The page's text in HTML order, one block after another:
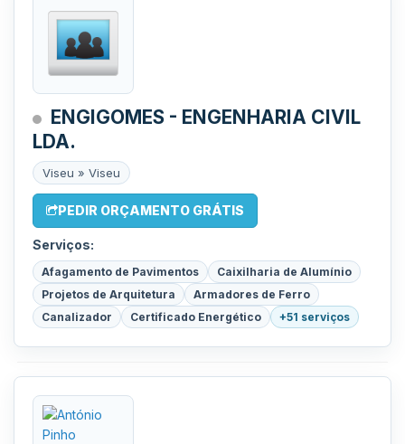
ENGIGOMES - ENGENHARIA CIVIL
LDA.
Viseu » Viseu
PEDIR ORÇAMENTO GRÁTIS
Serviços:
Afagamento de Pavimentos
Caixilharia de Alumínio
Projetos de Arquitetura
Armadores de Ferro
Canalizador
Certificado Energético +51 serviços